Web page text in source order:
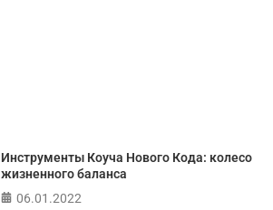
Инструменты Коуча Нового Кода: колесо
жизненного баланса
06.01.2022